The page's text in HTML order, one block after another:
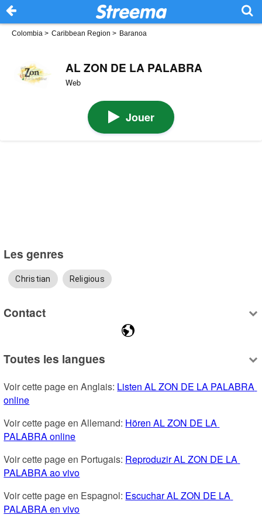
Colombia > Caribbean Region > Baranoa
AL ZON DE LA PALABRA
Web
Jouer
Les genres
Christian Religious
Contact
Toutes les langues
Voir cette page en Anglais: Listen AL ZON DE LA PALABRA
online
Voir cette page en Allemand: Hören AL ZON DE LA
PALABRA online
Voir cette page en Portugais: Reproduzir AL ZON DE LA
PALABRA ao vivo
Voir cette page en Espagnol: Escuchar AL ZON DE LA
PALABRA en vivo